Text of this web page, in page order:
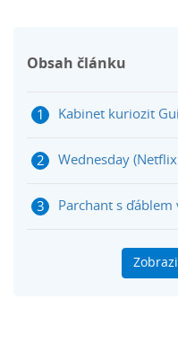
Obsah článku
Kabinet kuriozit
Wednesday
Parchant s
Telefon pana